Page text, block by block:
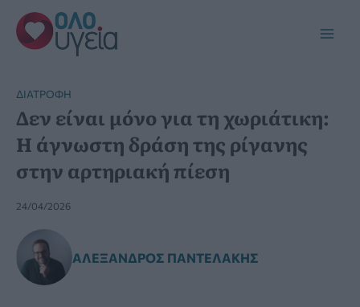
Μετάβαση
στο
περιεχόμενο
ΔΙΑΤΡΟΦΉ
Δεν είναι μόνο για τη χωριάτικη:
Η άγνωστη δράση της ρίγανης
στην αρτηριακή πίεση
24/04/2026
ΑΛΈΞΑΝΔΡΟΣ ΠΑΝΤΕΛΆΚΗΣ